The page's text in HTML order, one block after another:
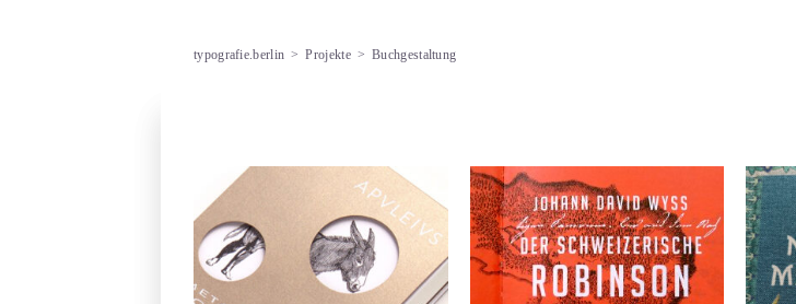
typografie.berlin > Projekte > Buchgestaltung